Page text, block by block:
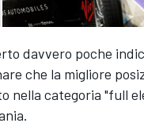
davvero poche
che la migliore
nella categoria "full